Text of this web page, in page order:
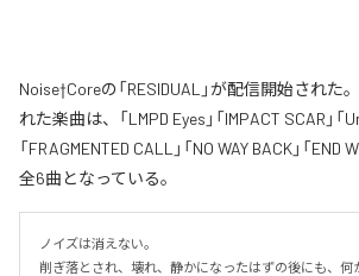
Noise†Coreの「RESIDUAL」が配信開始され
れた楽曲は、「LMPD Eyes」「IMPACT SCAR」「
「FRAGMENTED CALL」「NO WAY BACK」「END
全6曲となっている。
ノイズは消えない。
削ぎ落とされ、壊れ、静かになったはずの後にも、何